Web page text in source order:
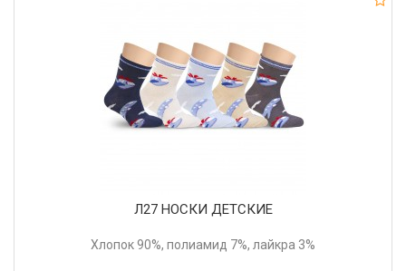
Л27 НОСКИ ДЕТСКИЕ
Хлопок 90%, полиамид 7%, лайкра 3%